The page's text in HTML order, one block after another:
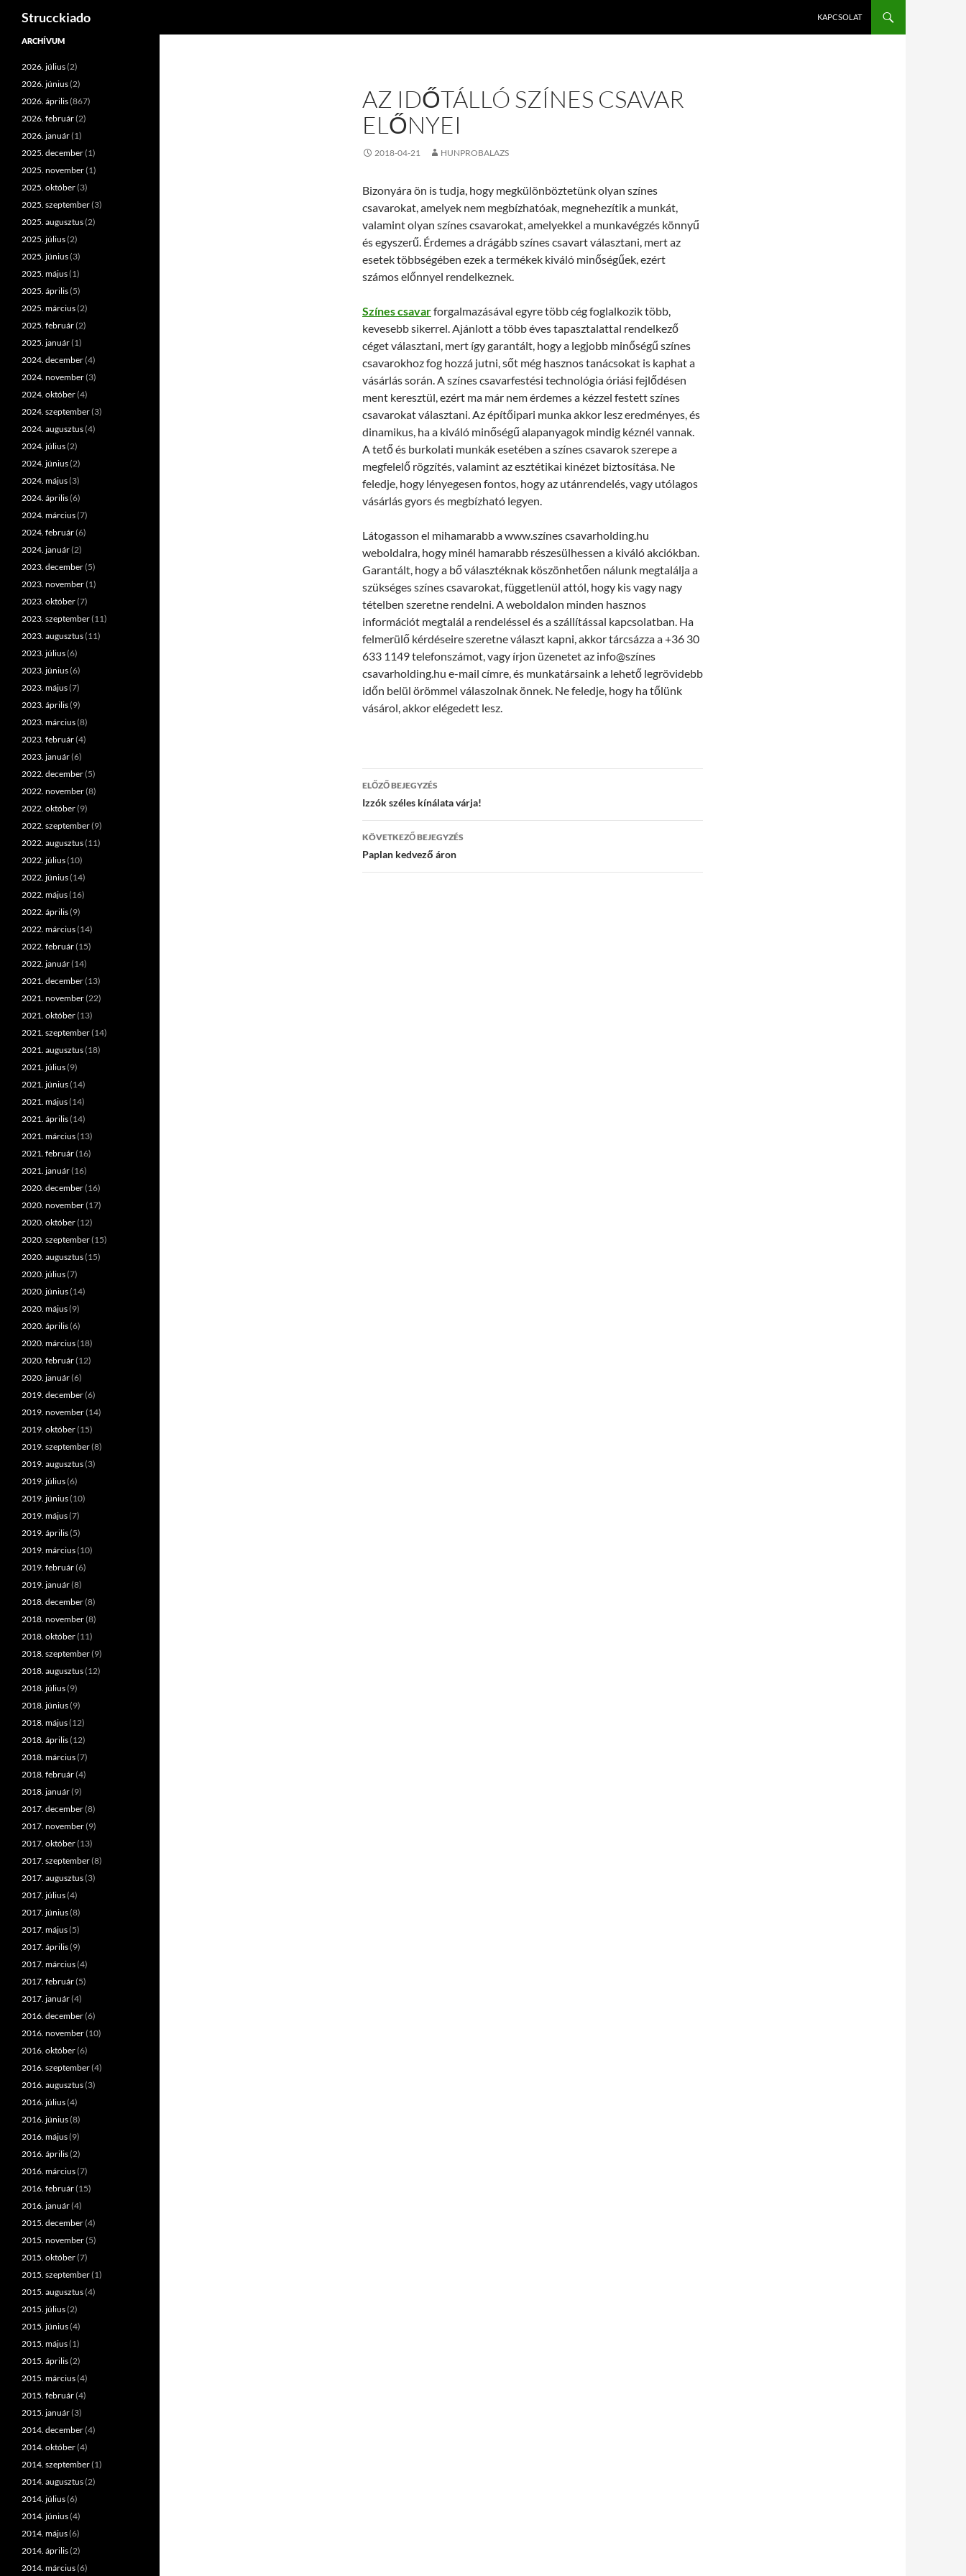
Tartalomhoz
Strucckiado KAPCSOLAT
AZ IDŐTÁLLÓ SZÍNES CSAVAR
ELŐNYEI
2018-04-21 HUNPROBALAZS
Bizonyára ön is tudja, hogy megkülönböztetünk olyan színes
csavarokat, amelyek nem megbízhatóak, megnehezítik a munkát,
valamint olyan színes csavarokat, amelyekkel a munkavégzés könnyű
és egyszerű. Érdemes a drágább színes csavart választani, mert az
esetek többségében ezek a termékek kiváló minőségűek, ezért
számos előnnyel rendelkeznek.
Színes csavarforgalmazásával egyre több cég foglalkozik több,
kevesebb sikerrel. Ajánlott a több éves tapasztalattal rendelkező
céget választani, mert így garantált, hogy a legjobb minőségű színes
csavarokhoz fog hozzá jutni, sőt még hasznos tanácsokat is kaphat a
vásárlás során. A színes csavarfestési technológia óriási fejlődésen
ment keresztül, ezért ma már nem érdemes a kézzel festett színes
csavarokat választani. Az építőipari munka akkor lesz eredményes, és
dinamikus, ha a kiváló minőségű alapanyagok mindig kéznél vannak.
A tető és burkolati munkák esetében a színes csavarok szerepe a
megfelelő rögzítés, valamint az esztétikai kinézet biztosítása. Ne
feledje, hogy lényegesen fontos, hogy az utánrendelés, vagy utólagos
vásárlás gyors és megbízható legyen.
Látogasson el mihamarabb a www.színes csavarholding.hu
weboldalra, hogy minél hamarabb részesülhessen a kiváló akciókban.
Garantált, hogy a bő választéknak köszönhetően nálunk megtalálja a
szükséges színes csavarokat, függetlenül attól, hogy kis vagy nagy
tételben szeretne rendelni. A weboldalon minden hasznos
információt megtalál a rendeléssel és a szállítással kapcsolatban. Ha
felmerülő kérdéseire szeretne választ kapni, akkor tárcsázza a +36 30
633 1149 telefonszámot, vagy írjon üzenetet az info@színes
csavarholding.hu e-mail címre, és munkatársaink a lehető legrövidebb
időn belül örömmel válaszolnak önnek. Ne feledje, hogy ha tőlünk
vásárol, akkor elégedett lesz.
Bejegyzések
navigációja
ELŐZŐ BEJEGYZÉS
Izzók széles kínálata várja!
KÖVETKEZŐ BEJEGYZÉS
Paplan kedvező áron
ARCHÍVUM
2026. július(2)
2026. június(2)
2026. április(867)
2026. február(2)
2026. január(1)
2025. december(1)
2025. november(1)
2025. október(3)
2025. szeptember(3)
2025. augusztus(2)
2025. július(2)
2025. június(3)
2025. május(1)
2025. április(5)
2025. március(2)
2025. február(2)
2025. január(1)
2024. december(4)
2024. november(3)
2024. október(4)
2024. szeptember(3)
2024. augusztus(4)
2024. július(2)
2024. június(2)
2024. május(3)
2024. április(6)
2024. március(7)
2024. február(6)
2024. január(2)
2023. december(5)
2023. november(1)
2023. október(7)
2023. szeptember(11)
2023. augusztus(11)
2023. július(6)
2023. június(6)
2023. május(7)
2023. április(9)
2023. március(8)
2023. február(4)
2023. január(6)
2022. december(5)
2022. november(8)
2022. október(9)
2022. szeptember(9)
2022. augusztus(11)
2022. július(10)
2022. június(14)
2022. május(16)
2022. április(9)
2022. március(14)
2022. február(15)
2022. január(14)
2021. december(13)
2021. november(22)
2021. október(13)
2021. szeptember(14)
2021. augusztus(18)
2021. július(9)
2021. június(14)
2021. május(14)
2021. április(14)
2021. március(13)
2021. február(16)
2021. január(16)
2020. december(16)
2020. november(17)
2020. október(12)
2020. szeptember(15)
2020. augusztus(15)
2020. július(7)
2020. június(14)
2020. május(9)
2020. április(6)
2020. március(18)
2020. február(12)
2020. január(6)
2019. december(6)
2019. november(14)
2019. október(15)
2019. szeptember(8)
2019. augusztus(3)
2019. július(6)
2019. június(10)
2019. május(7)
2019. április(5)
2019. március(10)
2019. február(6)
2019. január(8)
2018. december(8)
2018. november(8)
2018. október(11)
2018. szeptember(9)
2018. augusztus(12)
2018. július(9)
2018. június(9)
2018. május(12)
2018. április(12)
2018. március(7)
2018. február(4)
2018. január(9)
2017. december(8)
2017. november(9)
2017. október(13)
2017. szeptember(8)
2017. augusztus(3)
2017. július(4)
2017. június(8)
2017. május(5)
2017. április(9)
2017. március(4)
2017. február(5)
2017. január(4)
2016. december(6)
2016. november(10)
2016. október(6)
2016. szeptember(4)
2016. augusztus(3)
2016. július(4)
2016. június(8)
2016. május(9)
2016. április(2)
2016. március(7)
2016. február(15)
2016. január(4)
2015. december(4)
2015. november(5)
2015. október(7)
2015. szeptember(1)
2015. augusztus(4)
2015. július(2)
2015. június(4)
2015. május(1)
2015. április(2)
2015. március(4)
2015. február(4)
2015. január(3)
2014. december(4)
2014. október(4)
2014. szeptember(1)
2014. augusztus(2)
2014. július(6)
2014. június(4)
2014. május(6)
2014. április(2)
2014. március(6)